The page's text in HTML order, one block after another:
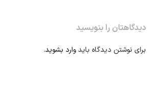
دیدگاهتان را بنویسید
برای نوشتن دیدگاه بایدوارد بشوید.